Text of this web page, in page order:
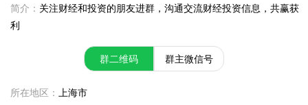
简介： 关注财经和投资的朋友进群，沟通交流财经投资信息，共赢获
利
群二维码 群主微信号
所在地区： 上海市